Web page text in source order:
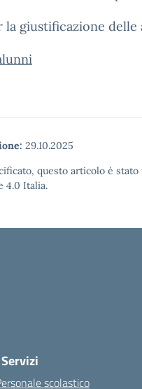
giustificazione delle
29.10.2025
questo articolo è
4.0 Italia.
scolastico